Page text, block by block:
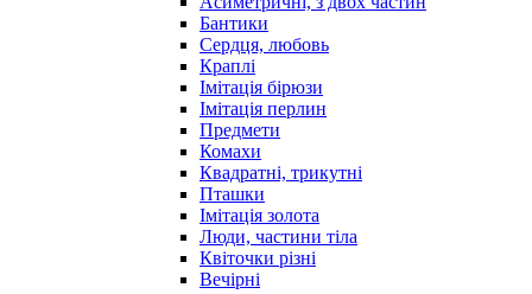
Бантики
Сердця, любовь
Краплі
Імітація бірюзи
Імітація перлин
Предмети
Комахи
Квадратні, трикутні
Пташки
Імітація золота
Люди, частини тіла
Квіточки різні
Вечірні